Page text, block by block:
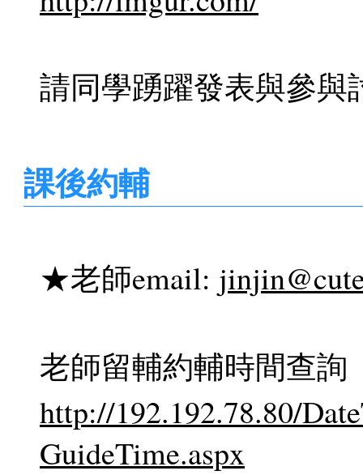
請同學踴躍發表與參與
課後約輔
★老師email:
老師留輔約輔時間查詢
http://192.192.78.80/
GuideTime.aspx